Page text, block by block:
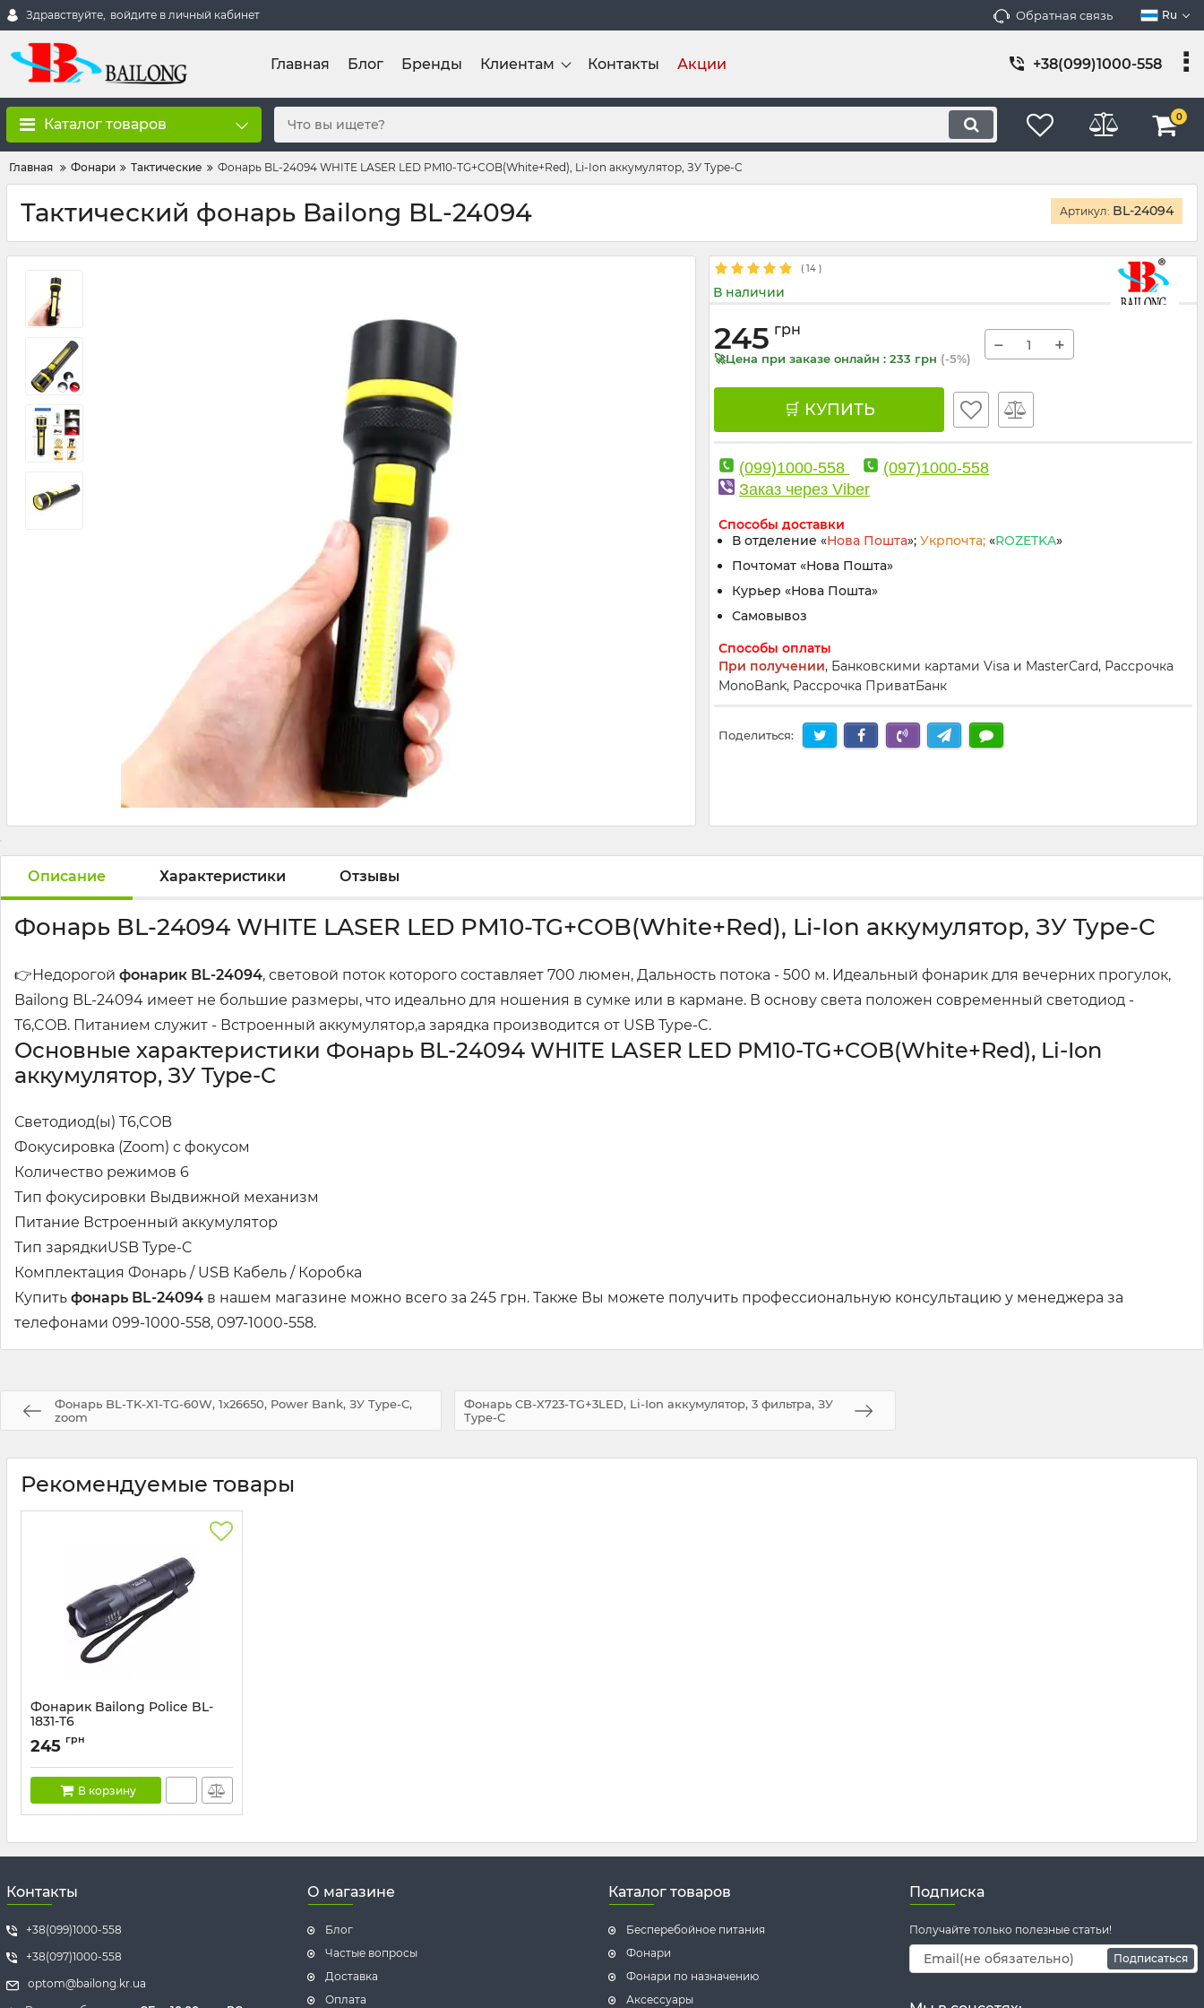
Здравствуйте, войдите в личный кабинет Обратная связь Ru
Главная Блог Бренды Клиентам Контакты Акции +38(099)1000-558
Каталог товаров 0
Главная Фонари Тактические Фонарь BL-24094 WHITE LASER LED PM10-TG+COB(White+Red), Li-Ion аккумулятор, ЗУ Type-C
Тактический фонарь Bailong BL-24094 Артикул: BL-24094
( 14 )
В наличии
245 грн
🚀Цена при заказе онлайн : 233 грн (-5%)
− +
🛒 КУПИТЬ
(099)1000-558
(097)1000-558
Заказ через Viber
Способы доставки
В отделение «Нова Пошта»; Укрпочта; «ROZETKA»
Почтомат «Нова Пошта»
Курьер «Нова Пошта»
Самовывоз
Способы оплаты
При получении, Банковскими картами Visa и MasterCard, Рассрочка
MonoBank, Рассрочка ПриватБанк
Поделиться:
Описание Характеристики Отзывы
Фонарь BL-24094 WHITE LASER LED PM10-TG+COB(White+Red), Li-Ion аккумулятор, ЗУ Type-C
👉Недорогой фонарик BL-24094, световой поток которого составляет 700 люмен, Дальность потока - 500 м. Идеальный фонарик для вечерних прогулок,
Bailong BL-24094 имеет не большие размеры, что идеально для ношения в сумке или в кармане. В основу света положен современный светодиод -
T6,COB. Питанием служит - Встроенный аккумулятор,а зарядка производится от USB Type-C.
Основные характеристики Фонарь BL-24094 WHITE LASER LED PM10-TG+COB(White+Red), Li-Ion
аккумулятор, ЗУ Type-C
Светодиод(ы) T6,COB
Фокусировка (Zoom) с фокусом
Количество режимов 6
Тип фокусировки Выдвижной механизм
Питание Встроенный аккумулятор
Тип зарядкиUSB Type-C
Комплектация Фонарь / USB Кабель / Коробка
Купить фонарь BL-24094 в нашем магазине можно всего за 245 грн. Также Вы можете получить профессиональную консультацию у менеджера за
телефонами 099-1000-558, 097-1000-558.
Фонарь BL-TK-X1-TG-60W, 1x26650, Power Bank, ЗУ Type-C,
zoom
Фонарь CB-X723-TG+3LED, Li-Ion аккумулятор, 3 фильтра, ЗУ
Type-C
Рекомендуемые товары
Фонарик Bailong Police BL-
1831-T6
Артикул:BL-1831-T6
245 грн
В корзину
Контакты
+38(099)1000-558
+38(097)1000-558
optom@bailong.kr.ua
О магазине
Блог
Частые вопросы
Доставка
Оплата
Каталог товаров
Бесперебойное питания
Фонари
Фонари по назначению
Аксессуары
Подписка
Получайте только полезные статьи!
Подписаться